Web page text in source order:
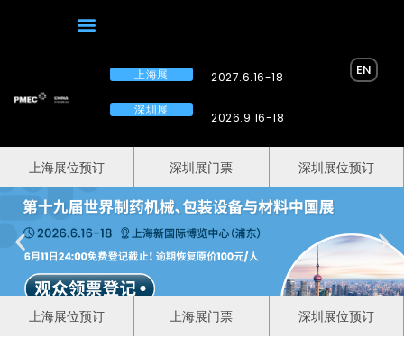
上海展
深圳展
2027.6.16-18
2026.9.16-18
EN
上海展位预订 深圳展门票 深圳展位预订
上海展位预订 上海展门票 深圳展位预订